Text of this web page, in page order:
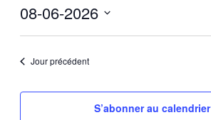
08-06-2026
date.Jour précédent
S’abonner au calendrier